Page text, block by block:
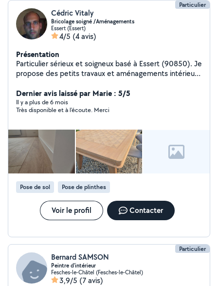
Particulier
Cédric Vitaly
Bricolage soigné /Aménagements
Essert (Essert)
4/5 (4 avis)
Présentation
Particulier sérieux et soigneux basé à Essert (90850). Je
propose des petits travaux et aménagements intérieurs
et dressings fixations murales (TV, étagères, tringles,
miroirs) pose de sol stratifié et vinyle petites
rénovations et finitions intérieures aménagement
outillage adapté.
Dernier avis laissé par Marie : 5/5
Il y a plus de 6 mois
Très disponible et à l'écoute. Merci
Pose de sol Pose de plinthes
Voir le profil Contacter
Particulier
Bernard SAMSON
Peintre d'intérieur
Fesches-le-Châtel (Fesches-le-Châtel)
3,9/5 (7 avis)